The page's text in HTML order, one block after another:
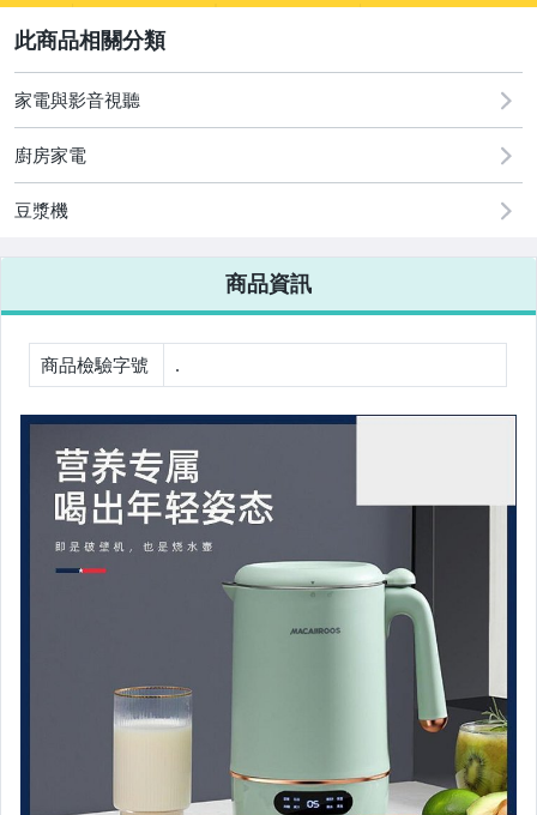
圖書/影音/文具
古董、藝術與礦石
手機、配件與通訊
美容保養與彩妝
電腦、平板與周邊
相機、攝影與周邊
嬰幼兒與孕婦
汽機車精品百貨
居家、家具與園藝
女裝與服飾配件
手錶與飾品配件
家電與影音視聽
廚房家電
豆漿機
商品資訊
商品檢驗字號 .